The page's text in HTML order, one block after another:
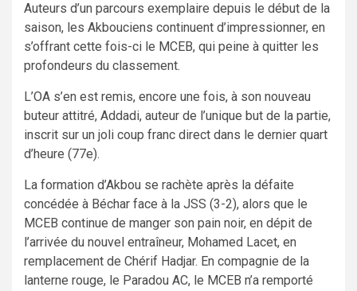
Auteurs d’un parcours exemplaire depuis le début de la
saison, les Akbouciens continuent d’impressionner, en
s’offrant cette fois-ci le MCEB, qui peine à quitter les
profondeurs du classement.
L’OA s’en est remis, encore une fois, à son nouveau
buteur attitré, Addadi, auteur de l’unique but de la partie,
inscrit sur un joli coup franc direct dans le dernier quart
d’heure (77e).
La formation d’Akbou se rachète après la défaite
concédée à Béchar face à la JSS (3-2), alors que le
MCEB continue de manger son pain noir, en dépit de
l’arrivée du nouvel entraîneur, Mohamed Lacet, en
remplacement de Chérif Hadjar. En compagnie de la
lanterne rouge, le Paradou AC, le MCEB n’a remporté